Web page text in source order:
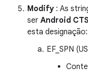
Modify : As
ser Android CTS
esta designação:
EF_SPN